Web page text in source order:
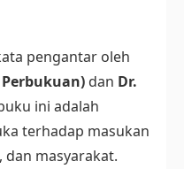
pengantar oleh
dan Dr.
ini adalah
terhadap masukan
masyarakat.